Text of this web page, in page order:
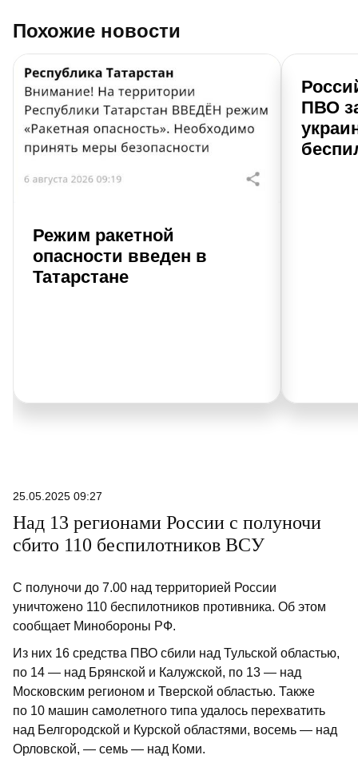
Похожие новости
Режим ракетной
опасности введен в
Татарстане
ПВО
25.05.2025 09:27
Над 13 регионами России с полуночи
сбито 110 беспилотников ВСУ
С полуночи до 7.00 над территорией России
уничтожено 110 беспилотников противника. Об этом
сообщает Минобороны РФ.
Из них 16 средства ПВО сбили над Тульской областью,
по 14 — над Брянской и Калужской, по 13 — над
Московским регионом и Тверской областью. Также
по 10 машин самолетного типа удалось перехватить
над Белгородской и Курской областями, восемь — над
Орловской, — семь — над Коми.